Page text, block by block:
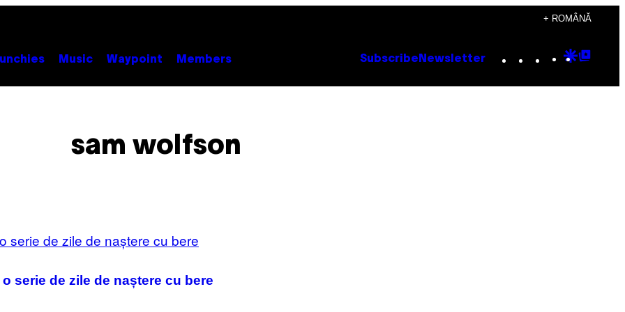
+ ROMÂNĂ
Music Waypoint Members Subscribe Newsletter Instagram
TikTok
YouTube
Google
sam wolfson
serie de zile de naștere cu bere